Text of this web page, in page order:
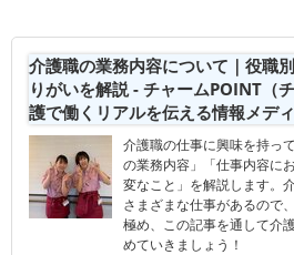
介護職の業務内容について｜役職
りがいを解説 - チャームPOINT（
護で働くリアルを伝える情報メデ
介護職の仕事に興味を持っ
の業務内容」「仕事内容に
変なこと」を解説します。
さまざまな仕事があるので
極め、この記事を通して介
めていきましょう！